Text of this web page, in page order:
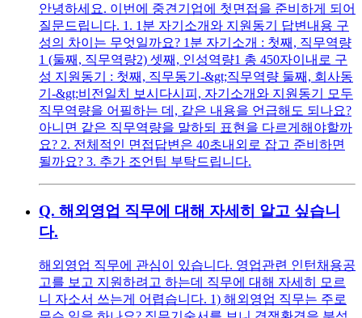
안녕하세요. 이번에 중견기업에 첫면접을 준비하게 되어
질문드립니다. 1. 1분 자기소개와 지원동기 답변내용 구
성의 차이는 무엇일까요? 1분 자기소개 : 첫째, 직무역량
1 (둘째, 직무역량2) 셋째, 인성역량1 총 450자이내로 구
성 지원동기 : 첫째, 직무동기-&gt;직무역량 둘째, 회사동
기-&gt;비전일치 보시다시피, 자기소개와 지원동기 모두
직무역량을 어필하는 데, 같은 내용을 언급해도 되나요?
아니면 같은 직무역량을 말하되 표현을 다르게해야할까
요? 2. 전체적인 면접답변은 40초내외로 잡고 준비하면
될까요? 3. 추가 조언팁 부탁드립니다.
Q. 해외영업 직무에 대해 자세히 알고 싶습니
다.
해외영업 직무에 관심이 있습니다. 영업관련 인턴채용공
고를 보고 지원하려고 하는데 직무에 대해 자세히 모르
니 자소서 쓰는게 어렵습니다. 1) 해외영업 직무는 주로